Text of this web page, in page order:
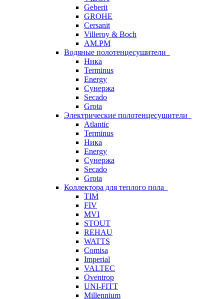
Geberit
GROHE
Cersanit
Villeroy & Boch
AM.PM
Водяные полотенцесушители
Ника
Terminus
Energy
Сунержа
Secado
Grota
Электрические полотенцесушители
Atlantic
Terminus
Ника
Energy
Сунержа
Secado
Grota
Коллектора для теплого пола
TIM
FIV
MVI
STOUT
REHAU
WATTS
Comisa
Imperial
VALTEC
Oventrop
UNI-FITT
Millennium